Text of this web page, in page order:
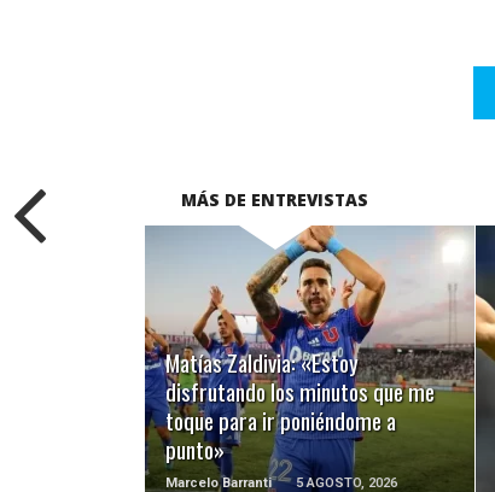
MÁS DE ENTREVISTAS
Matías Zaldivia: «Estoy
disfrutando los minutos que me
toque para ir poniéndome a
punto»
Marcelo Barranti 5 AGOSTO, 2026
LEER MÁS